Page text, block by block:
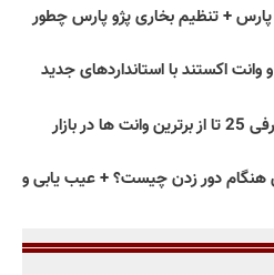
+ تنظیم بخاری پژو پارس چطور
وانت اکستند با استانداردهای جدید
بهترین وانت ها در ایران: معرفی 25 تا از برترین وانت ها در بازار
دور زدن چیست؟ + عیب یابی و